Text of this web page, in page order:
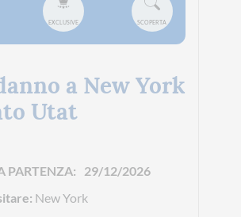
EXCLUSIVE SCOPERTA
a New York
Utat
PARTENZA:
29/12/2026
New York